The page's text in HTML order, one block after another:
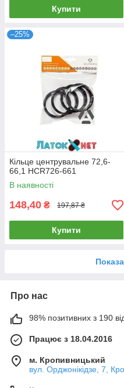
Купити
–25%
Кільце центрувальне 72,6-
66,1 HCR726-661
В наявності
148,40 ₴ 197,87 ₴
Купити
Про нас
98% позитивних з 190
Працює з 18.04.2016
м. Кропивницький
вул. Орджонікідзе, 7,